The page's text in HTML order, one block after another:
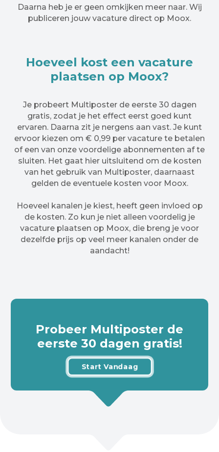
Daarna heb je er geen omkijken meer naar. Wij
publiceren jouw vacature direct op Moox.
Hoeveel kost een vacature
plaatsen op Moox?
Je probeert Multiposter de eerste 30 dagen
gratis, zodat je het effect eerst goed kunt
ervaren. Daarna zit je nergens aan vast. Je kunt
ervoor kiezen om € 0,99 per vacature te betalen
of een van onze voordelige abonnementen af te
sluiten. Het gaat hier uitsluitend om de kosten
van het gebruik van Multiposter, daarnaast
gelden de eventuele kosten voor Moox.
Hoeveel kanalen je kiest, heeft geen invloed op
de kosten. Zo kun je niet alleen voordelig je
vacature plaatsen op Moox, die breng je voor
dezelfde prijs op veel meer kanalen onder de
aandacht!
Probeer Multiposter de
eerste 30 dagen gratis!
Start Vandaag